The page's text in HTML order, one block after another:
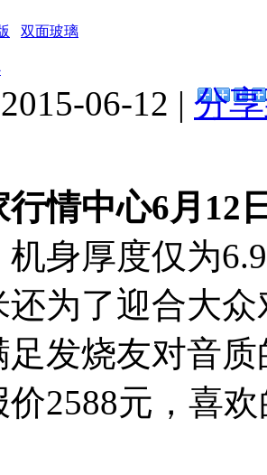
双面玻璃
06-12 | 分
情中心6月12
身厚度仅为
还为了迎合大
发烧友对音
2588元，喜